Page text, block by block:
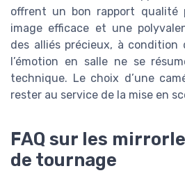
offrent un bon rapport qualité
image efficace et une
des alliés précieux, à condition
l’émotion en salle ne se
technique. Le choix d’une
rester au service de la mise en
FAQ sur les
de tournage